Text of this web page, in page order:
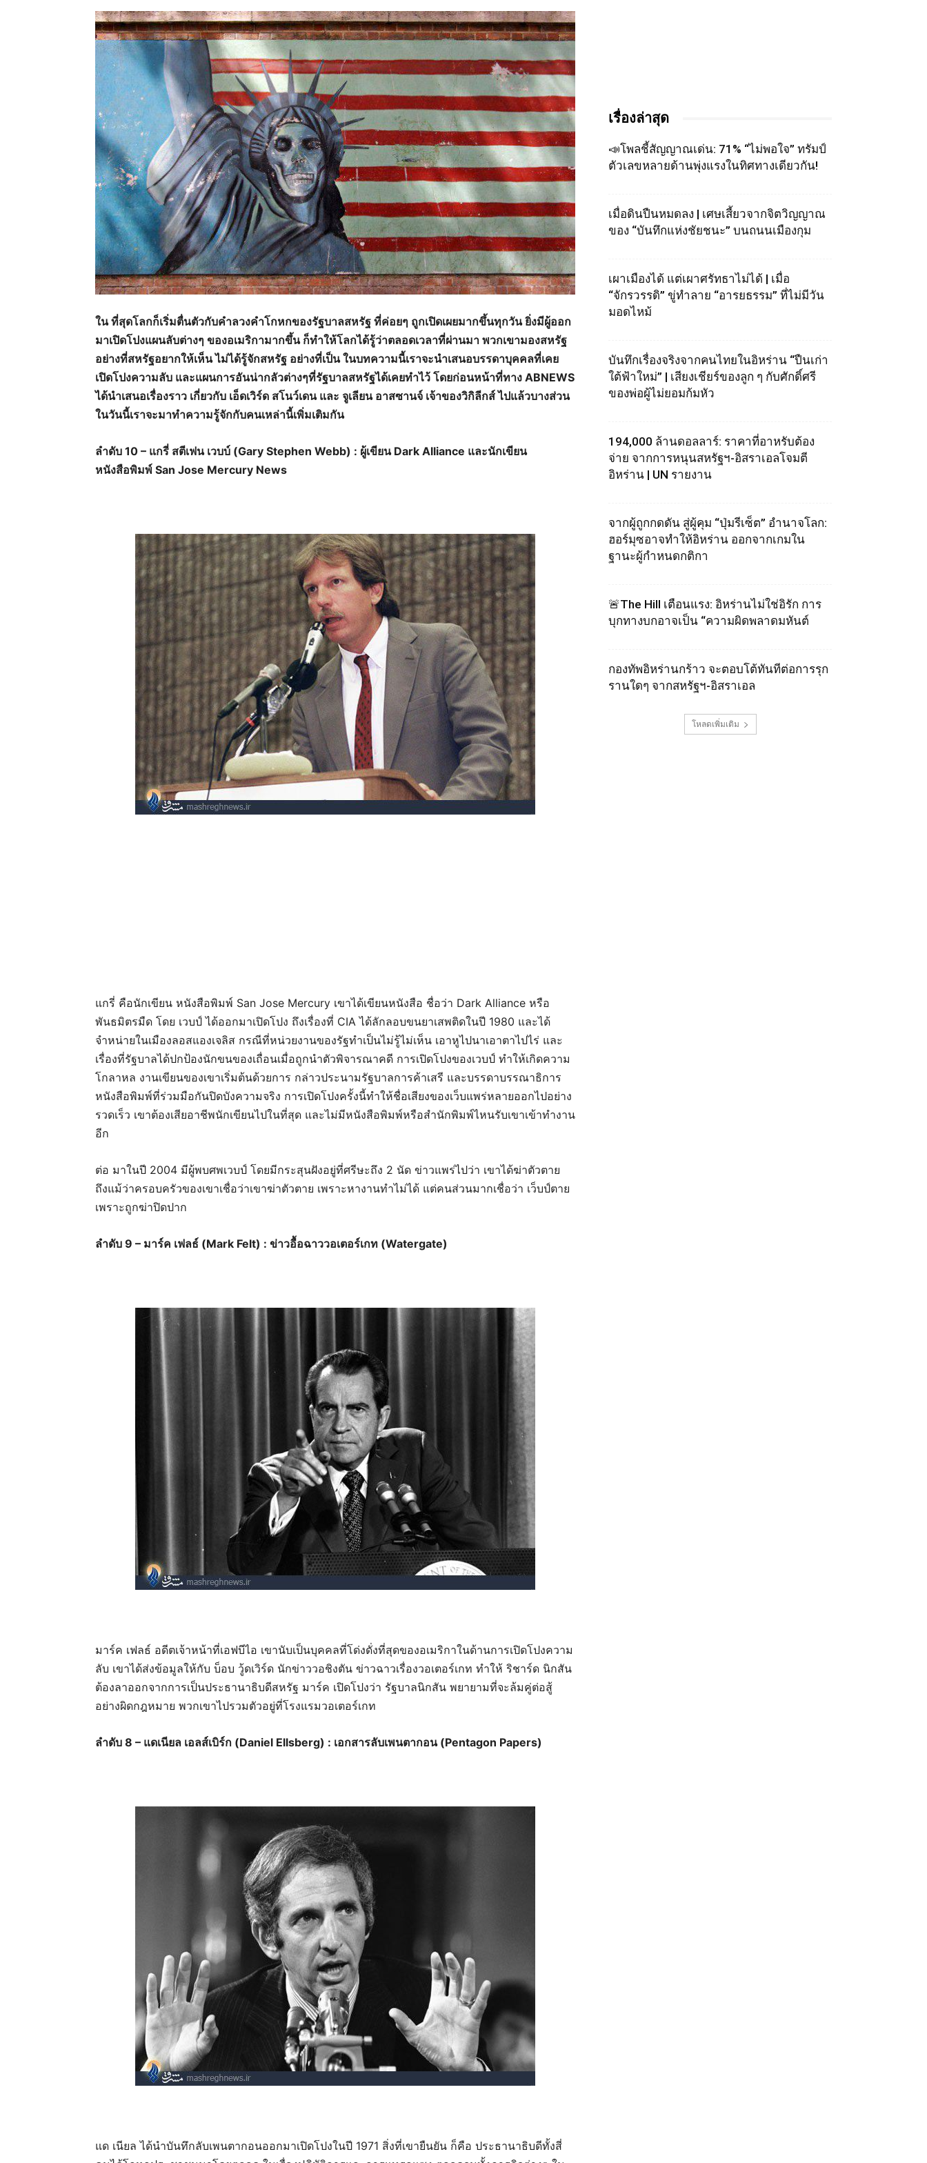
ใน ที่สุดโลกก็เริ่มตื่นตัวกับคำลวงคำโกหกของรัฐบาลสหรัฐ ที่ค่อยๆ ถูกเปิดเผยมากขึ้นทุกวัน ยิ่งมีผู้ออก
มาเปิดโปงแผนลับต่างๆ ของอเมริกามากขึ้น ก็ทำให้โลกได้รู้ว่าตลอดเวลาที่ผ่านมา พวกเขามองสหรัฐ
อย่างที่สหรัฐอยากให้เห็น ไม่ได้รู้จักสหรัฐ อย่างที่เป็น ในบทความนี้เราจะนำเสนอบรรดาบุคคลที่เคย
เปิดโปงความลับ และแผนการอันน่ากลัวต่างๆที่รัฐบาลสหรัฐได้เคยทำไว้ โดยก่อนหน้าที่ทาง ABNEWS
ได้นำเสนอเรื่องราว เกี่ยวกับ เอ็ดเวิร์ด สโนว์เดน และ จูเลียน อาสซานจ์ เจ้าของวิกิลีกส์ ไปแล้วบางส่วน
ในวันนี้เราจะมาทำความรู้จักกับคนเหล่านี้เพิ่มเติมกัน
ลำดับ 10 – แกรี่ สตีเฟน เวบบ์ (Gary Stephen Webb) : ผู้เขียน Dark Alliance และนักเขียน
หนังสือพิมพ์ San Jose Mercury News
แกรี่ คือนักเขียน หนังสือพิมพ์ San Jose Mercury เขาได้เขียนหนังสือ ชื่อว่า Dark Alliance หรือ
พันธมิตรมืด โดย เวบป์ ได้ออกมาเปิดโปง ถึงเรื่องที่ CIA ได้ลักลอบขนยาเสพติดในปี 1980 และได้
จำหน่ายในเมืองลอสแองเจลิส กรณีที่หน่วยงานของรัฐทำเป็นไม่รู้ไม่เห็น เอาหูไปนาเอาตาไปไร่ และ
เรื่องที่รัฐบาลได้ปกป้องนักขนของเถื่อนเมื่อถูกนำตัวพิจารณาคดี การเปิดโปงของเวบป์ ทำให้เกิดความ
โกลาหล งานเขียนของเขาเริ่มต้นด้วยการ กล่าวประนามรัฐบาลการค้าเสรี และบรรดาบรรณาธิการ
หนังสือพิมพ์ที่ร่วมมือกันปิดบังความจริง การเปิดโปงครั้งนี้ทำให้ชื่อเสียงของเว็บแพร่หลายออกไปอย่าง
รวดเร็ว เขาต้องเสียอาชีพนักเขียนไปในที่สุด และไม่มีหนังสือพิมพ์หรือสำนักพิมพ์ไหนรับเขาเข้าทำงาน
อีก
ต่อ มาในปี 2004 มีผู้พบศพเวบป์ โดยมีกระสุนฝังอยู่ที่ศรีษะถึง 2 นัด ข่าวแพร่ไปว่า เขาได้ฆ่าตัวตาย
ถึงแม้ว่าครอบครัวของเขาเชื่อว่าเขาฆ่าตัวตาย เพราะหางานทำไม่ได้ แต่คนส่วนมากเชื่อว่า เว็บป์ตาย
เพราะถูกฆ่าปิดปาก
ลำดับ 9 – มาร์ค เฟลธ์ (Mark Felt) : ข่าวอื้อฉาววอเตอร์เกท (Watergate)
มาร์ค เฟลธ์ อดีตเจ้าหน้าที่เอฟบีไอ เขานับเป็นบุคคลที่โด่งดั่งที่สุดของอเมริกาในด้านการเปิดโปงความ
ลับ เขาได้ส่งข้อมูลให้กับ บ็อบ วู้ดเวิร์ด นักข่าววอชิงตัน ข่าวฉาวเรื่องวอเตอร์เกท ทำให้ ริชาร์ด นิกสัน
ต้องลาออกจากการเป็นประธานาธิบดีสหรัฐ มาร์ค เปิดโปงว่า รัฐบาลนิกสัน พยายามที่จะล้มคู่ต่อสู้
อย่างผิดกฎหมาย พวกเขาไปรวมตัวอยู่ที่โรงแรมวอเตอร์เกท
ลำดับ 8 – แดเนียล เอลส์เบิร์ก (Daniel Ellsberg) : เอกสารลับเพนตากอน (Pentagon Papers)
แด เนียล ได้นำบันทึกลับเพนตากอนออกมาเปิดโปงในปี 1971 สิ่งที่เขายืนยัน ก็คือ ประธานาธิบดีทั้งสี่
เรื่องล่าสุด
📣โพลชี้สัญญาณเด่น: 71% “ไม่พอใจ” ทรัมป์
ตัวเลขหลายด้านพุ่งแรงในทิศทางเดียวกัน!
เมื่อดินปืนหมดลง | เศษเสี้ยวจากจิตวิญญาณ
ของ “บันทึกแห่งชัยชนะ” บนถนนเมืองกุม
เผาเมืองได้ แต่เผาศรัทธาไม่ได้ | เมื่อ
“จักรวรรดิ” ขู่ทำลาย “อารยธรรม” ที่ไม่มีวัน
มอดไหม้
บันทึกเรื่องจริงจากคนไทยในอิหร่าน “ปืนเก่า
ใต้ฟ้าใหม่” | เสียงเชียร์ของลูก ๆ กับศักดิ์ศรี
ของพ่อผู้ไม่ยอมก้มหัว
194,000 ล้านดอลลาร์: ราคาที่อาหรับต้อง
จ่าย จากการหนุนสหรัฐฯ‑อิสราเอลโจมตี
อิหร่าน | UN รายงาน
จากผู้ถูกกดดัน สู่ผู้คุม “ปุ่มรีเซ็ต” อำนาจโลก:
ฮอร์มุซอาจทำให้อิหร่าน ออกจากเกมใน
ฐานะผู้กำหนดกติกา
🚨The Hill เตือนแรง: อิหร่านไม่ใช่อิรัก การ
บุกทางบกอาจเป็น “ความผิดพลาดมหันต์
กองทัพอิหร่านกร้าว จะตอบโต้ทันทีต่อการรุก
รานใดๆ จากสหรัฐฯ-อิสราเอล
โหลดเพิ่มเติม